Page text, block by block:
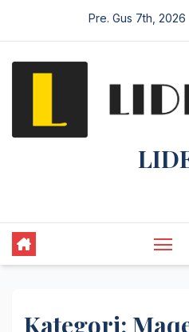
Pre. Gus 7th, 2026
Kategori: